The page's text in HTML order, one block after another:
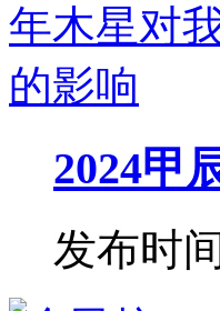
2024甲
发布时